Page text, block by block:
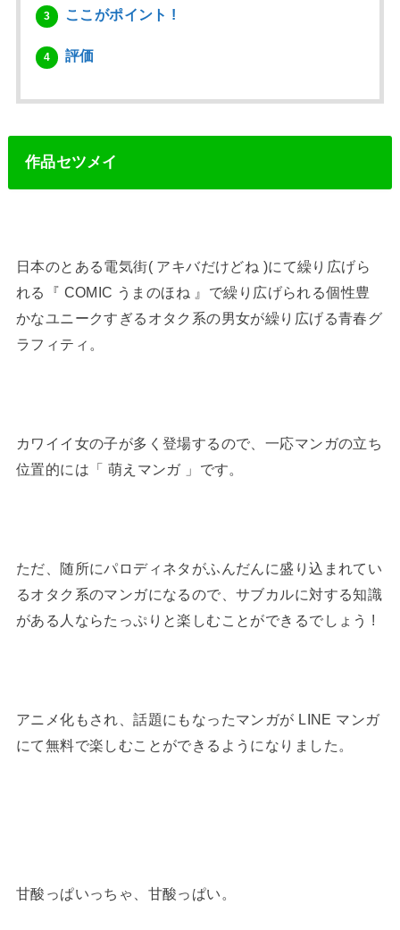
3 ここがポイント !
4 評価
作品セツメイ
日本のとある電気街( アキバだけどね )にて繰り広げら
れる『 COMIC うまのほね 』で繰り広げられる個性豊
かなユニークすぎるオタク系の男女が繰り広げる青春グ
ラフィティ。
カワイイ女の子が多く登場するので、一応マンガの立ち
位置的には「 萌えマンガ 」です。
ただ、随所にパロディネタがふんだんに盛り込まれてい
るオタク系のマンガになるので、サブカルに対する知識
がある人ならたっぷりと楽しむことができるでしょう !
アニメ化もされ、話題にもなったマンガが LINE マンガ
にて無料で楽しむことができるようになりました。
甘酸っぱいっちゃ、甘酸っぱい。